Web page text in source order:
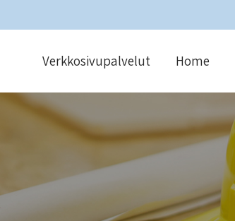
Verkkosivupalvelut Home